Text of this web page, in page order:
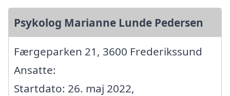
Psykolog Marianne Lunde Pedersen
Færgeparken 21, 3600 Frederikssund
Ansatte:
Startdato: 26. maj 2022,